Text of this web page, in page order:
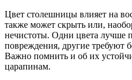
Цвет столешницы влияет на
также может скрыть или,
нечистоты. Одни цвета лучше
повреждения, другие требуют
Важно помнить и об их
царапинам.